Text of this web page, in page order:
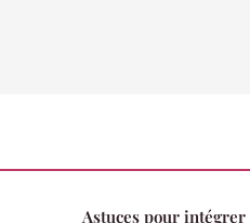
Astuces pour intégrer